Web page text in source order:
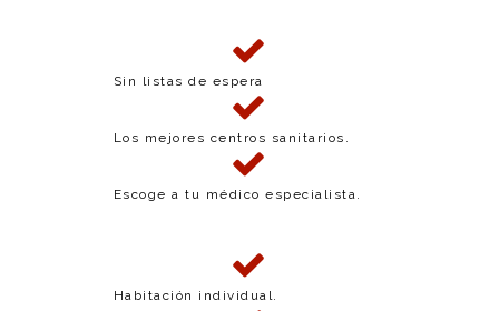
Sin listas de espera
Los mejores centros sanitarios.
Escoge a tu médico especialista.
Habitación individual.